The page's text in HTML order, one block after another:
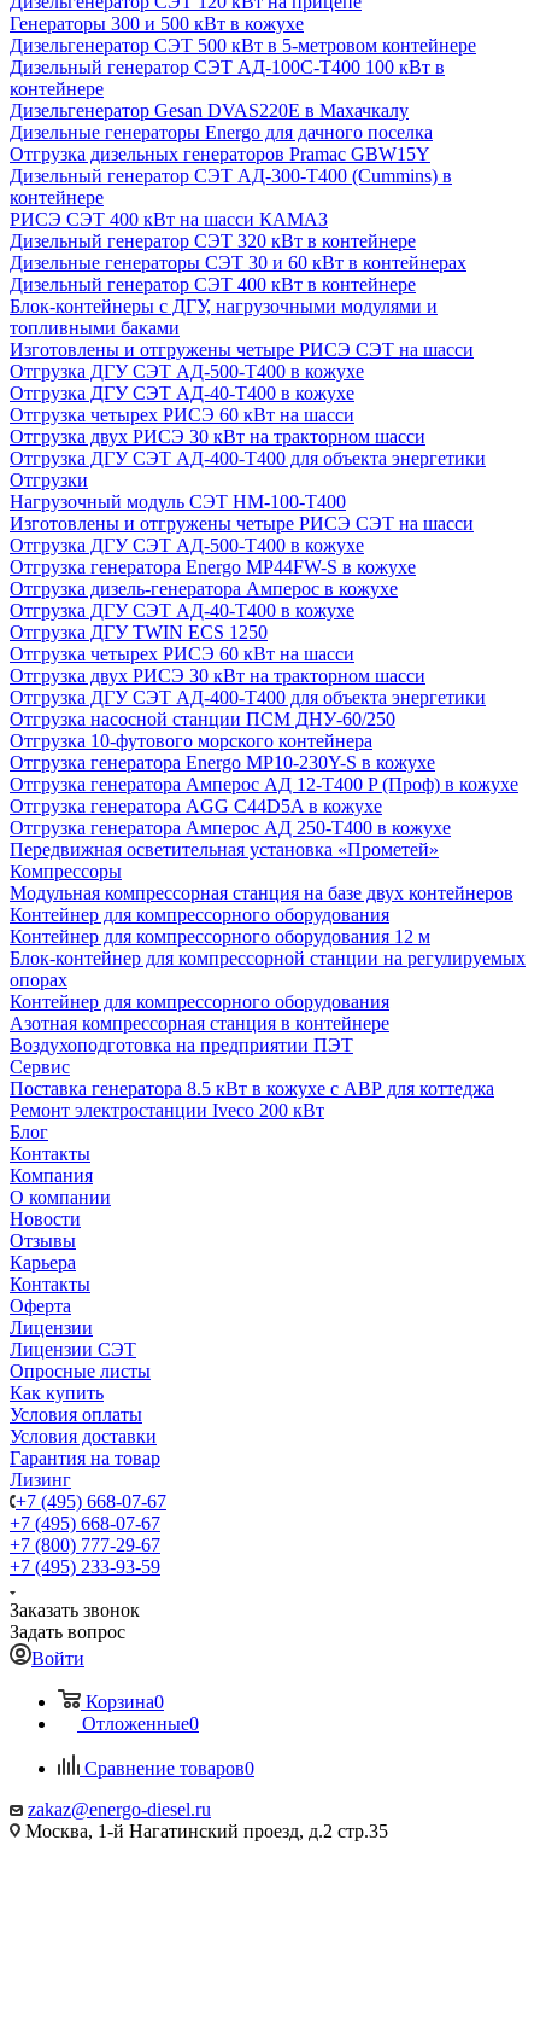
Генераторы 300 и 500 кВт в кожухе
Дизельгенератор СЭТ 500 кВт в 5-метровом контейнере
Дизельный генератор СЭТ АД-100С-Т400 100 кВт в
контейнере
Дизельгенератор Gesan DVAS220E в Махачкалу
Дизельные генераторы Energo для дачного поселка
Отгрузка дизельных генераторов Pramac GВW15Y
Дизельный генератор СЭТ АД-300-Т400 (Cummins) в
контейнере
РИСЭ СЭТ 400 кВт на шасси КАМАЗ
Дизельный генератор СЭТ 320 кВт в контейнере
Дизельные генераторы СЭТ 30 и 60 кВт в контейнерах
Дизельный генератор СЭТ 400 кВт в контейнере
Блок-контейнеры с ДГУ, нагрузочными модулями и
топливными баками
Изготовлены и отгружены четыре РИСЭ СЭТ на шасси
Отгрузка ДГУ СЭТ АД-500-Т400 в кожухе
Отгрузка ДГУ СЭТ АД-40-Т400 в кожухе
Отгрузка четырех РИСЭ 60 кВт на шасси
Отгрузка двух РИСЭ 30 кВт на тракторном шасси
Отгрузка ДГУ СЭТ АД-400-Т400 для объекта энергетики
Отгрузки
Нагрузочный модуль СЭТ НМ-100-Т400
Изготовлены и отгружены четыре РИСЭ СЭТ на шасси
Отгрузка ДГУ СЭТ АД-500-Т400 в кожухе
Отгрузка генератора Energo MP44FW-S в кожухе
Отгрузка дизель-генератора Амперос в кожухе
Отгрузка ДГУ СЭТ АД-40-Т400 в кожухе
Отгрузка ДГУ TWIN ECS 1250
Отгрузка четырех РИСЭ 60 кВт на шасси
Отгрузка двух РИСЭ 30 кВт на тракторном шасси
Отгрузка ДГУ СЭТ АД-400-Т400 для объекта энергетики
Отгрузка насосной станции ПСМ ДНУ-60/250
Отгрузка 10-футового морского контейнера
Отгрузка генератора Energo MP10-230Y-S в кожухе
Отгрузка генератора Амперос АД 12-Т400 P (Проф) в кожухе
Отгрузка генератора AGG C44D5A в кожухе
Отгрузка генератора Амперос АД 250-Т400 в кожухе
Передвижная осветительная установка «Прометей»
Компрессоры
Модульная компрессорная станция на базе двух контейнеров
Контейнер для компрессорного оборудования
Контейнер для компрессорного оборудования 12 м
Блок-контейнер для компрессорной станции на регулируемых
опорах
Контейнер для компрессорного оборудования
Азотная компрессорная станция в контейнере
Воздухоподготовка на предприятии ПЭТ
Сервис
Поставка генератора 8.5 кВт в кожухе с АВР для коттеджа
Ремонт электростанции Iveco 200 кВт
Блог
Контакты
Компания
О компании
Новости
Отзывы
Карьера
Контакты
Оферта
Лицензии
Лицензии СЭТ
Опросные листы
Как купить
Условия оплаты
Условия доставки
Гарантия на товар
Лизинг
+7 (495) 668-07-67
+7 (495) 668-07-67
+7 (800) 777-29-67
+7 (495) 233-93-59
Заказать звонок
Задать вопрос
Войти
Корзина0
Отложенные0
Сравнение товаров0
zakaz@energo-diesel.ru
Москва, 1-й Нагатинский проезд, д.2 стр.35